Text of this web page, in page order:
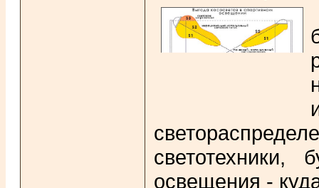
светотехники,
освещения -